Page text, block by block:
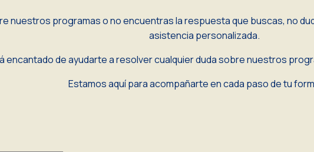
nuestros programas o no encuentras la respuesta que buscas, no
asistencia personalizada.
encantado de ayudarte a resolver cualquier duda sobre nuestros
Estamos aquí para acompañarte en cada paso de tu